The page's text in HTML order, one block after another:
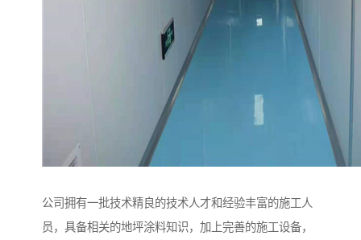
公司拥有一批技术精良的技术人才和经验丰富的施工人
员，具备相关的地坪涂料知识，加上完善的施工设备，